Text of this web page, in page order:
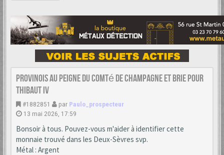
provinois au peigne du Comté de Champagne et Brie pour
Thibaut IV
#1882851 par Paulo_prospecteur
13 mai 2026, 17:59
Bonsoir à tous. Pouvez-vous m'aider à identifier cette
monnaie trouvé dans les Deux-Sèvres svp.
Métal : Argent